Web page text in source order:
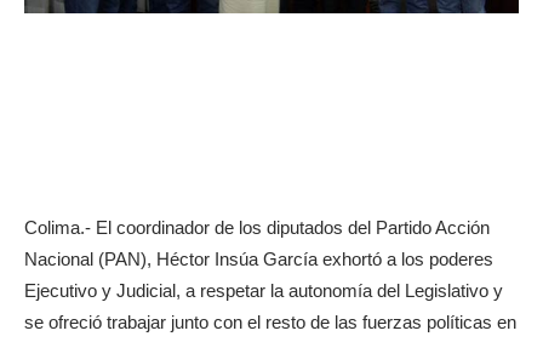
Colima.- El coordinador de los diputados del Partido Acción
Nacional (PAN), Héctor Insúa García exhortó a los poderes
Ejecutivo y Judicial, a respetar la autonomía del Legislativo y
se ofreció trabajar junto con el resto de las fuerzas políticas en